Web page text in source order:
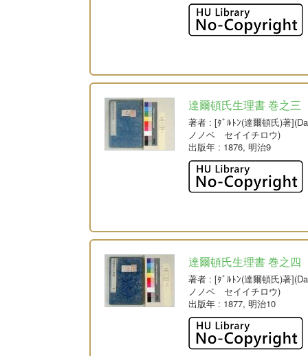
達爾頓氏生理書 巻之三
著者 : [ﾀﾞﾙﾄﾝ(達爾頓氏)著
ノノベ セイイチロウ)
出版年 : 1876, 明治9
達爾頓氏生理書 巻之四
著者 : [ﾀﾞﾙﾄﾝ(達爾頓氏)著
ノノベ セイイチロウ)
出版年 : 1877, 明治10